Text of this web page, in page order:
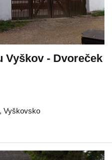
Vyškov - Dvoreček
, Vyškovsko